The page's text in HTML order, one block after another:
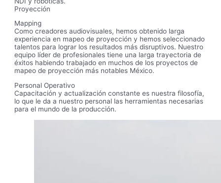
Proyección
Mapping
Como creadores audiovisuales, hemos obtenido larga
experiencia en mapeo de proyección y hemos seleccionado
talentos para lograr los resultados más disruptivos. Nuestro
equipo líder de profesionales tiene una larga trayectoria de
éxitos habiendo trabajado en muchos de los proyectos de
mapeo de proyección más notables México.
Personal Operativo
Capacitación y actualización constante es nuestra filosofía,
lo que le da a nuestro personal las herramientas necesarias
para el mundo de la producción.